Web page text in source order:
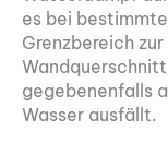
es bei
Grenzbereich
gegebenenfalls
Wasser ausfällt.